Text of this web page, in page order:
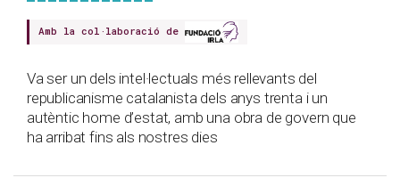
Amb la col·laboració de
Va ser un dels intel·lectuals més rellevants del
republicanisme catalanista dels anys trenta i un
autèntic home d’estat, amb una obra de govern que
ha arribat fins als nostres dies